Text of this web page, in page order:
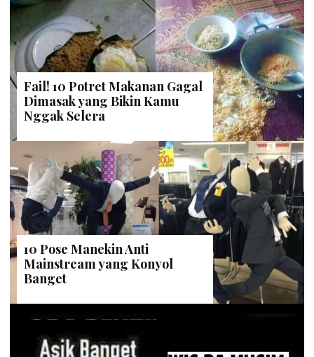
Fail! 10 Potret Makanan Gagal
Dimasak yang Bikin Kamu
Nggak Selera
10 Pose Manekin Anti
Mainstream yang Konyol
Banget